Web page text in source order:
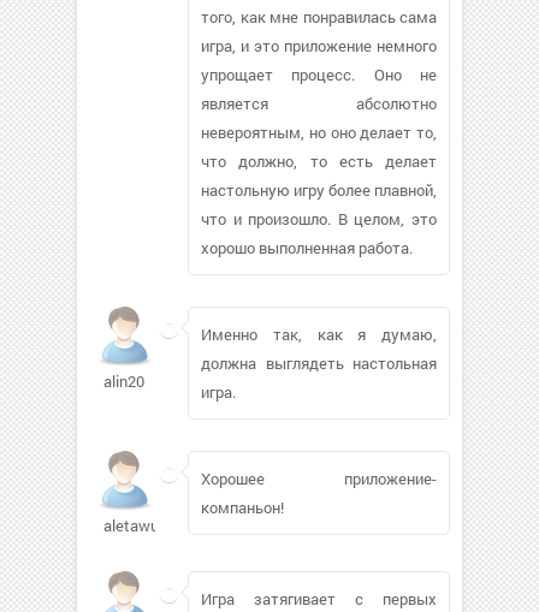
того, как мне понравилась сама
игра, и это приложение немного
упрощает процесс. Оно не
является абсолютно
невероятным, но оно делает то,
что должно, то есть делает
настольную игру более плавной,
что и произошло. В целом, это
хорошо выполненная работа.
alin20
Именно так, как я думаю,
должна выглядеть настольная
игра.
aletawu28
Хорошее приложение-
компаньон!
Игра затягивает с первых